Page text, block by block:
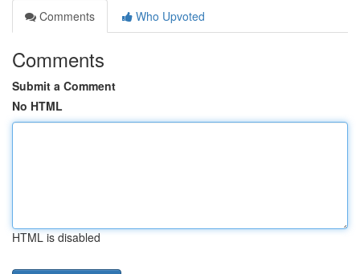
Comments
Who Upvoted
Comments
Submit a Comment
No HTML
HTML is disabled